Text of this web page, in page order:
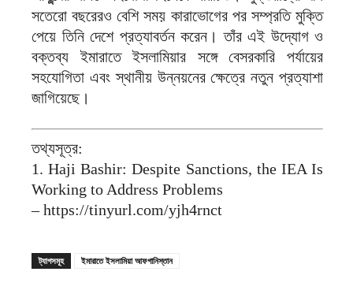
সতেরো বছরেরও বেশি সময় কারাভোগের পর সম্প্রতি মুক্তি
পেয়ে তিনি দেশে প্রত্যাবর্তন করেন। তাঁর এই উদ্যোগ ও
বক্তব্য ইমারাতে ইসলামিয়ার সঙ্গে বেসরকারি পর্যায়ের
সহযোগিতা এবং স্থানীয় উন্নয়নের ক্ষেত্রে নতুন প্রত্যাশা
জাগিয়েছে।
তথ্যসূত্র:
1. Haji Bashir: Despite Sanctions, the IEA Is
Working to Address Problems
– https://tinyurl.com/yjh4rnct
ট্যাগসমূহ ইমারাতে ইসলামিয়া আফগানিস্তান